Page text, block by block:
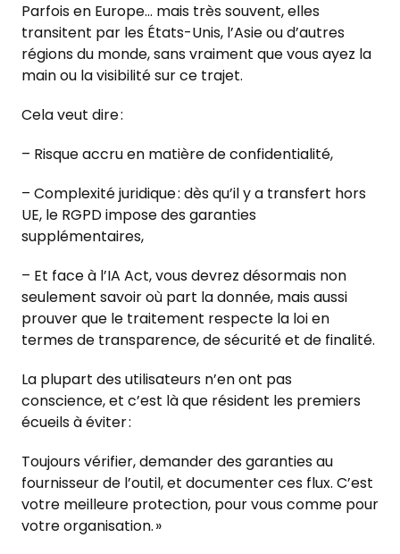
Parfois en Europe… mais très souvent, elles
transitent par les États-Unis, l’Asie ou d’autres
régions du monde, sans vraiment que vous ayez la
main ou la visibilité sur ce trajet.
Cela veut dire :
– Risque accru en matière de confidentialité,
– Complexité juridique : dès qu’il y a transfert hors
UE, le RGPD impose des garanties
supplémentaires,
– Et face à l’IA Act, vous devrez désormais non
seulement savoir où part la donnée, mais aussi
prouver que le traitement respecte la loi en
termes de transparence, de sécurité et de finalité.
La plupart des utilisateurs n’en ont pas
conscience, et c’est là que résident les premiers
écueils à éviter :
Toujours vérifier, demander des garanties au
fournisseur de l’outil, et documenter ces flux. C’est
votre meilleure protection, pour vous comme pour
votre organisation. »